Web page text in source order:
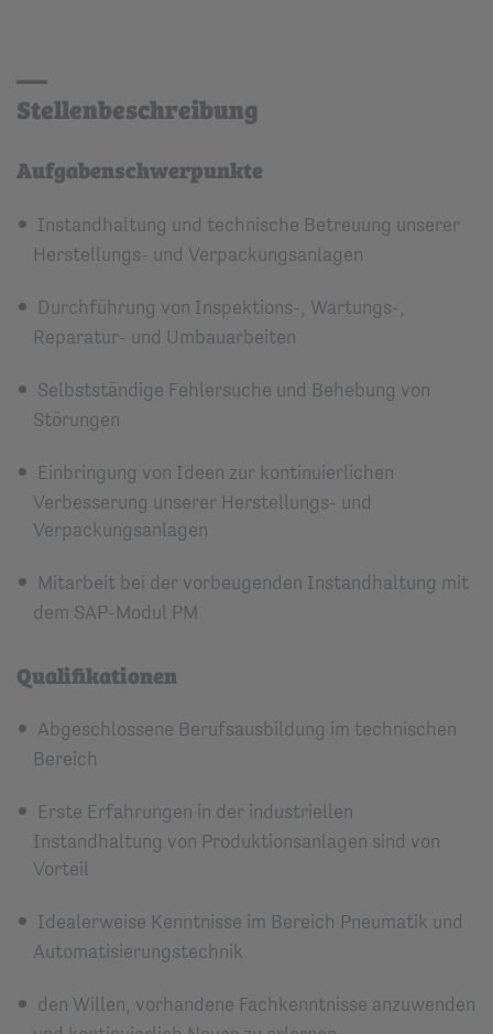
Stellenbeschreibung
Aufgabenschwerpunkte
Instandhaltung und technische Betreuung unserer
Herstellungs- und Verpackungsanlagen
Durchführung von Inspektions-, Wartungs-,
Reparatur- und Umbauarbeiten
Selbstständige Fehlersuche und Behebung von
Störungen
Einbringung von Ideen zur kontinuierlichen
Verbesserung unserer Herstellungs- und
Verpackungsanlagen
Mitarbeit bei der vorbeugenden Instandhaltung mit
dem SAP-Modul PM
Qualifikationen
Abgeschlossene Berufsausbildung im technischen
Bereich
Erste Erfahrungen in der industriellen
Instandhaltung von Produktionsanlagen sind von
Vorteil
Idealerweise Kenntnisse im Bereich Pneumatik und
Automatisierungstechnik
den Willen, vorhandene Fachkenntnisse anzuwenden